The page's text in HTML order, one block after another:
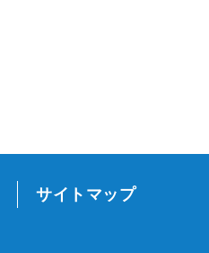
サイトマップ